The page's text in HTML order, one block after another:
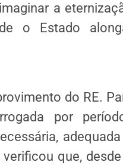
a
o Estado
do RE.
por
que,